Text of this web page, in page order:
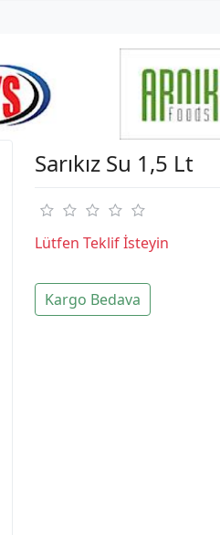
Sarıkız Su 1,5 Lt
Lütfen Teklif İsteyin
Kargo Bedava